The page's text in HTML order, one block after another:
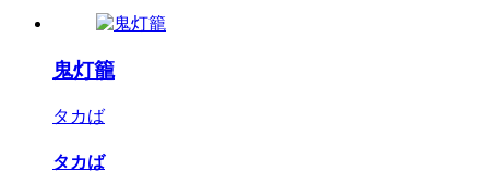
鬼灯籠
タカば
タカば